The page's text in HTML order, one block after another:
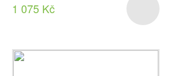
1 075 Kč